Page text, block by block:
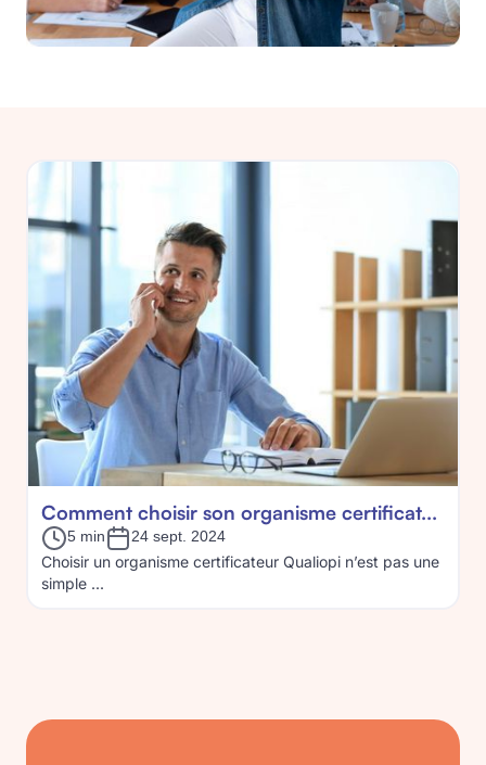
Comment choisir son organisme certificat...
5 min 24 sept. 2024
Choisir un organisme certificateur Qualiopi n’est pas une
simple ...